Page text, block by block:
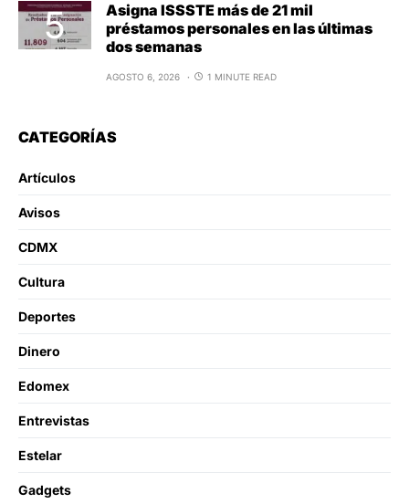
Asigna ISSSTE más de 21 mil
préstamos personales en las últimas
dos semanas
AGOSTO 6, 2026 1 MINUTE READ
CATEGORÍAS
Artículos
Avisos
CDMX
Cultura
Deportes
Dinero
Edomex
Entrevistas
Estelar
Gadgets